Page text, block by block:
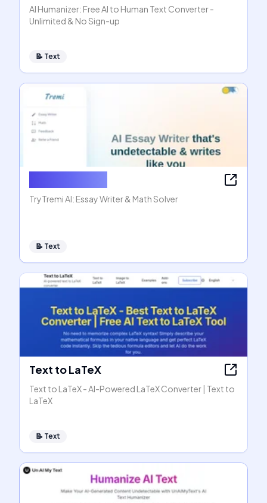
AI Humanizer: Free AI to Human Text Converter -
Unlimited & No Sign-up
📝 Text
TryTremi AI: Essay Writer & Math Solver
📝 Text
Text to LaTeX
Text to LaTeX - AI-Powered LaTeX Converter | Text to
LaTeX
📝 Text